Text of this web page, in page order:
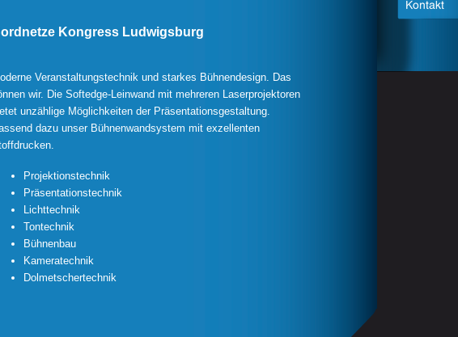
Kongress Ludwigsburg
Veranstaltungstechnik und starkes Bühnendesign. Das
wir. Die Softedge-Leinwand mit mehreren Laserprojektoren
unzählige Möglichkeiten der Präsentationsgestaltung.
dazu unser Bühnenwandsystem mit exzellenten
Projektionstechnik
Präsentationstechnik
Lichttechnik
Tontechnik
Bühnenbau
Kameratechnik
Dolmetschertechnik